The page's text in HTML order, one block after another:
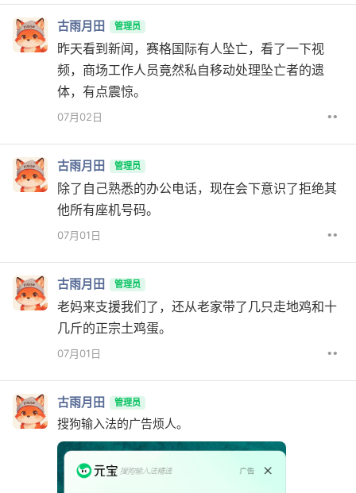
古雨月田 管理员
昨天看到新闻，赛格国际有人坠亡，看了一下视
频，商场工作人员竟然私自移动处理坠亡者的遗
体，有点震惊。
07月02日 ••
古雨月田 管理员
除了自己熟悉的办公电话，现在会下意识了拒绝其
他所有座机号码。
07月01日 ••
古雨月田 管理员
老妈来支援我们了，还从老家带了几只走地鸡和十
几斤的正宗土鸡蛋。
07月01日 ••
古雨月田 管理员
搜狗输入法的广告烦人。